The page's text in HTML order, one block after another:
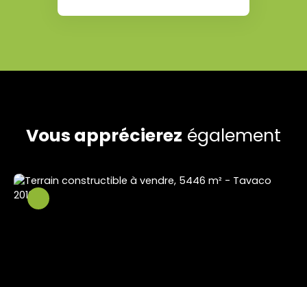
Vous apprécierez également